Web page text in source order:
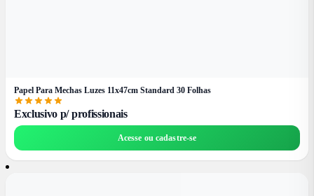
Papel Para Mechas Luzes 11x47cm Standard 30 Folhas
Exclusivo p/ profissionais
Acesse ou cadastre-se